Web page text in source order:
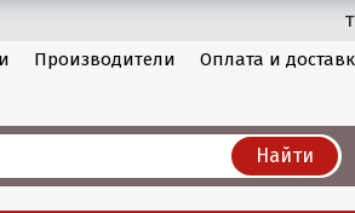
Производители Оплата и
Найти